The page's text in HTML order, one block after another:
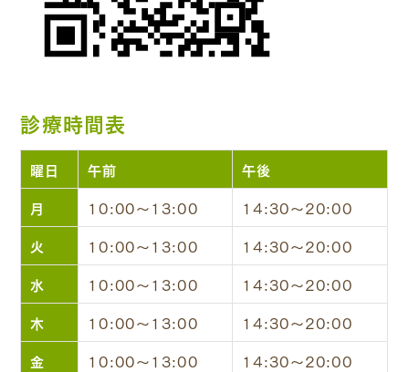
診療時間表
曜日 午前
午後
月
10:00～13:00
14:30～20:00
火
10:00～13:00
14:30～20:00
水
10:00～13:00
14:30～20:00
木
10:00～13:00
14:30～20:00
金
10:00～13:00
14:30～20:00